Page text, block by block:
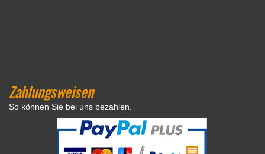
Zahlungsweisen
So können Sie bei uns bezahlen.